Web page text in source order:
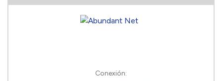
Conexión: